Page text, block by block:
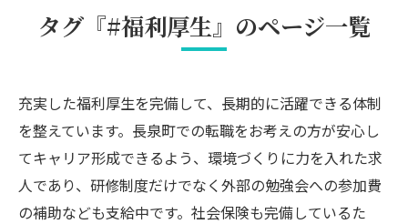
タグ『#福利厚生』のページ一覧
充実した福利厚生を完備して、長期的に活躍できる体制
を整えています。長泉町での転職をお考えの方が安心し
てキャリア形成できるよう、環境づくりに力を入れた求
人であり、研修制度だけでなく外部の勉強会への参加費
の補助なども支給中です。社会保険も完備しているた